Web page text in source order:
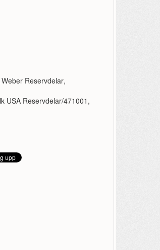
Weber Reservdelar,
USA Reservdelar/471001 ,